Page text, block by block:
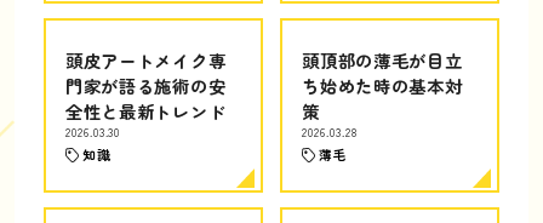
頭皮アートメイク専
門家が語る施術の安
全性と最新トレンド
2026.03.30
知識
頭頂部の薄毛が目立
ち始めた時の基本対
策
2026.03.28
薄毛